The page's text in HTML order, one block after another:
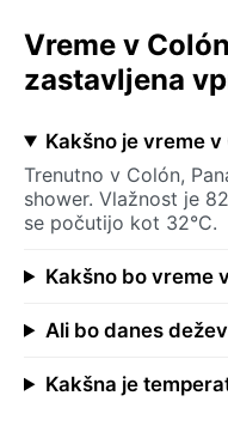
Vreme v
zastavljena
Kakšno je vreme v
Trenutno v Colón,
shower. Vlažnost je
se počutijo kot 32°C.
Kakšno bo vreme
Ali bo danes
Kakšna je